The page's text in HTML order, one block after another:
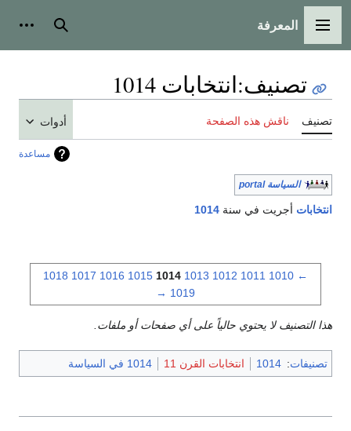
القائمة الرئيسية
المعرفة بحث
تصنيف:انتخابات 1014
تصنيف ناقش هذه الصفحة أدوات
مساعدة
السياسة portal
انتخابات أجريت في سنة 1014
←
1010
1011
1012
1013
1014
1015
1016
1017
1018
1019
→
هذا التصنيف لا يحتوي حالياً على أي صفحات أو ملفات.
تصنيفات:
1014 انتخابات القرن 11 1014 في السياسة